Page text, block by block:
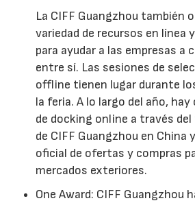
La CIFF Guangzhou también
variedad de recursos en línea
para ayudar a las empresas a
entre sí. Las sesiones de
offline tienen lugar durante
la feria. A lo largo del año,
de docking online a través
de CIFF Guangzhou en China
oficial de ofertas y compras
mercados exteriores.
One Award: CIFF Guangzhou